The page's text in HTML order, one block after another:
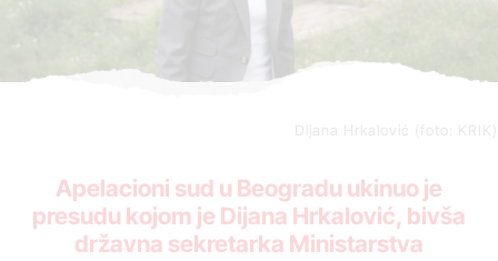
Dijana Hrkalović (foto: KRIK)
Apelacioni sud u Beogradu ukinuo je
presudu kojom je Dijana Hrkalović, bivša
državna sekretarka Ministarstva